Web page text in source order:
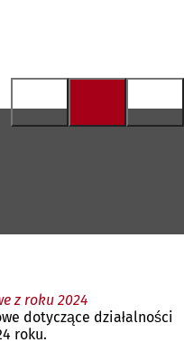
z roku 2024
dotyczące działalności
roku.